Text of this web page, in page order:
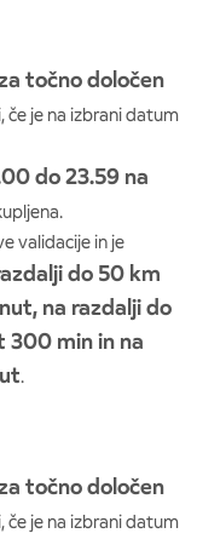
točno določen
če je na izbrani datum
do 23.59 na
validacije in je
do 50 km
na razdalji do
300 min in na
.
točno določen
če je na izbrani datum